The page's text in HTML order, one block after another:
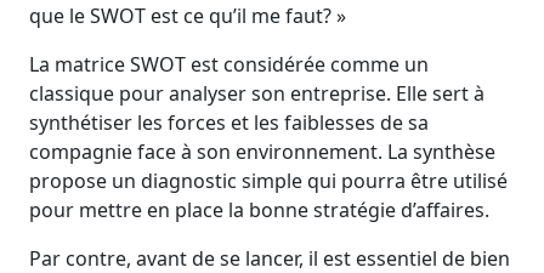
que le SWOT est ce qu’il me faut? »
La matrice SWOT est considérée comme un
classique pour analyser son entreprise. Elle sert à
synthétiser les forces et les faiblesses de sa
compagnie face à son environnement. La synthèse
propose un diagnostic simple qui pourra être utilisé
pour mettre en place la bonne stratégie d’affaires.
Par contre, avant de se lancer, il est essentiel de bien